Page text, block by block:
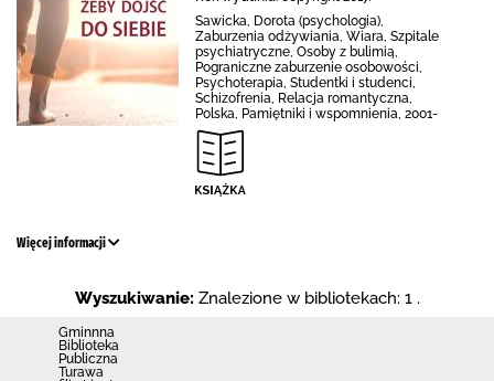
Sawicka, Dorota (psychologia),
Zaburzenia odżywiania, Wiara, Szpitale
psychiatryczne, Osoby z bulimią,
Pograniczne zaburzenie osobowości,
Psychoterapia, Studentki i studenci,
Schizofrenia, Relacja romantyczna,
Polska, Pamiętniki i wspomnienia, 2001-
Więcej informacji
Wyszukiwanie: Znalezione w bibliotekach: 1 .
Gminnna
Biblioteka
Publiczna
Turawa